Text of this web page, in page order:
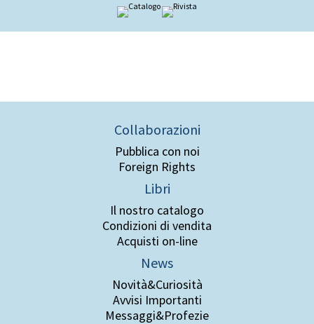
Collaborazioni
Pubblica con noi
Foreign Rights
Libri
Il nostro catalogo
Condizioni di vendita
Acquisti on-line
News
Novità&Curiosità
Avvisi Importanti
Messaggi&Profezie